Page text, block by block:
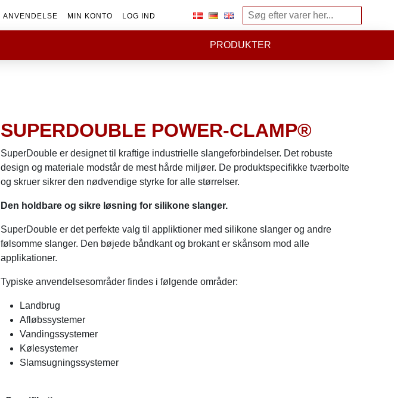
ANVENDELSE MIN KONTO LOG IND
PRODUKTER
SUPERDOUBLE POWER-CLAMP®
SuperDouble er designet til kraftige industrielle slangeforbindelser. Det robuste
design og materiale modstår de mest hårde miljøer. De produktspecifikke tværbolte
og skruer sikrer den nødvendige styrke for alle størrelser.
Den holdbare og sikre løsning for silikone slanger.
SuperDouble er det perfekte valg til appliktioner med silikone slanger og andre
følsomme slanger. Den bøjede båndkant og brokant er skånsom mod alle
applikationer.
Typiske anvendelsesområder findes i følgende områder:
Landbrug
Afløbssystemer
Vandingssystemer
Kølesystemer
Slamsugningssystemer